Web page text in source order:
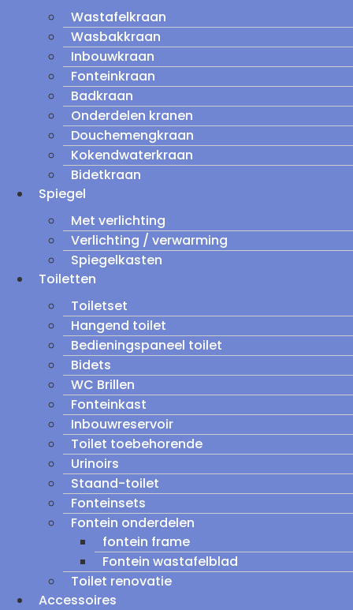
Wastafelkraan
Wasbakkraan
Inbouwkraan
Fonteinkraan
Badkraan
Onderdelen kranen
Douchemengkraan
Kokendwaterkraan
Bidetkraan
Spiegel
Met verlichting
Verlichting / verwarming
Spiegelkasten
Toiletten
Toiletset
Hangend toilet
Bedieningspaneel toilet
Bidets
WC Brillen
Fonteinkast
Inbouwreservoir
Toilet toebehorende
Urinoirs
Staand-toilet
Fonteinsets
Fontein onderdelen
fontein frame
Fontein wastafelblad
Toilet renovatie
Accessoires